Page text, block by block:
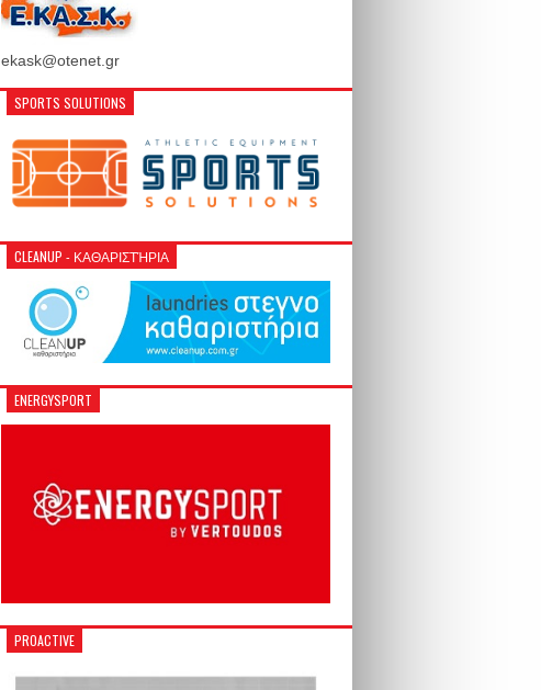
ekask@otenet.gr
SPORTS SOLUTIONS
CLEANUP - ΚΑΘΑΡΙΣΤΉΡΙΑ
ENERGYSPORT
PROACTIVE